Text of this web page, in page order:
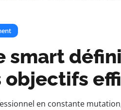
smart
objectifs
en constante